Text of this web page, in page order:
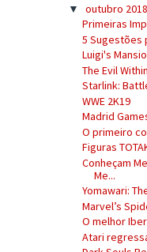
▼ outubro 2018
Primeiras
5 Sugestões
Luigi's
The Evil
Starlink:
WWE 2K19
Madrid
O primeiro
Figuras
Conheçam
Me...
Yomawari:
Marvel’s
O melhor
Atari